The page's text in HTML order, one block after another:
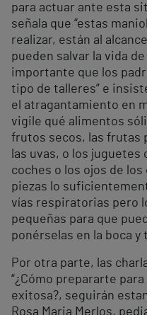
para actuar ante esta
señala que “estas
realizar, están al
pueden salvar la vida de
importante que los
tipo de talleres” e
el atragantamiento en
vigile qué alimentos
frutos secos, las frutas
las uvas, o los juguetes
coches o los ojos de
piezas lo
vías respiratorias pero
pequeñas para que
ponérselas en la boca y
Por otra parte, las
“¿Cómo prepararte
exitosa?, seguirán
Rosa Maria Merlos,